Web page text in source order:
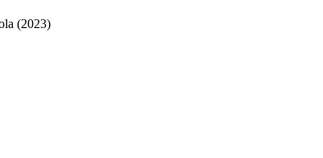
(2023)